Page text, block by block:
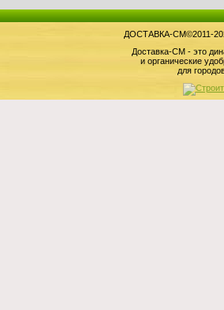
ДОСТАВКА-СМ©2011-
Доставка-СМ - это
и органические
для